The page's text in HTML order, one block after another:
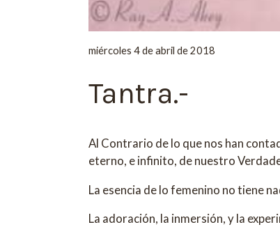
miércoles 4 de abril de 2018
Tantra.-
Al Contrario de lo que nos han
eterno, e infinito, de nuestro
La esencia de lo femenino no tiene
La adoración, la inmersión, y la